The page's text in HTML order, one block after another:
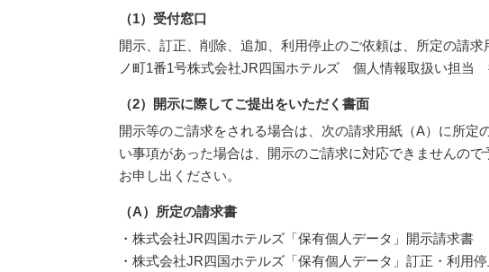
（1）受付窓口
開示、訂正、削除、追加、利用停止のご依頼は、所定の請
ノ町1番1号 株式会社JR四国ホテルズ 個人情報取扱い担当
（2）開示に際してご提出をいただく書面
開示等のご請求をされる場合は、次の請求用紙（A）に所
い事項があった場合は、開示のご請求に対応できませんの
お申し出ください。
（A）所定の請求書
・株式会社JR四国ホテルズ「保有個人データ」開示請求書
・株式会社JR四国ホテルズ「保有個人データ」訂正・利用